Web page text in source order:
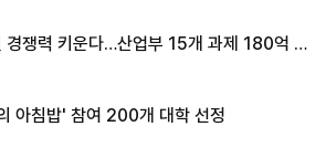
경쟁력 키운다…산업부 15개 과제 180억 지
아침밥' 참여 200개 대학 선정